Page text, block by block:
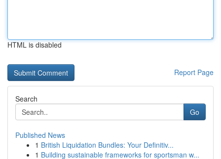
HTML is disabled
Report Page
Search
Go
Published News
1 British Liquidation Bundles: Your Definitiv...
1 Building sustainable frameworks for sportsman w...